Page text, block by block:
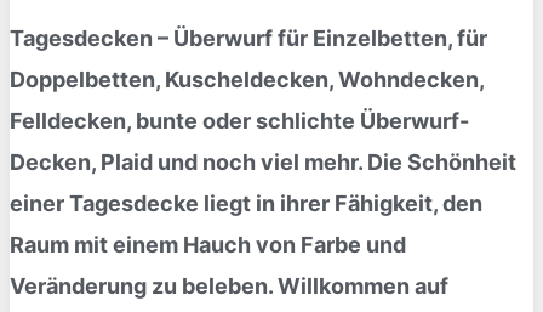
Tagesdecken – Überwurf für Einzelbetten, für
Doppelbetten, Kuscheldecken, Wohndecken,
Felldecken, bunte oder schlichte Überwurf-
Decken, Plaid und noch viel mehr. Die Schönheit
einer Tagesdecke liegt in ihrer Fähigkeit, den
Raum mit einem Hauch von Farbe und
Veränderung zu beleben. Willkommen auf